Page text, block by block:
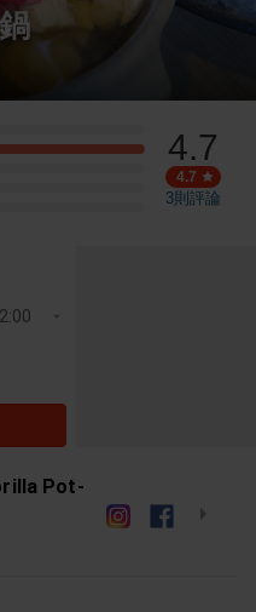
4.7
4.7
3則評論
Pot-